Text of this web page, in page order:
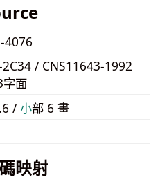
4076
/ CNS11643-1992
字面
/⼩部 6 畫
映射